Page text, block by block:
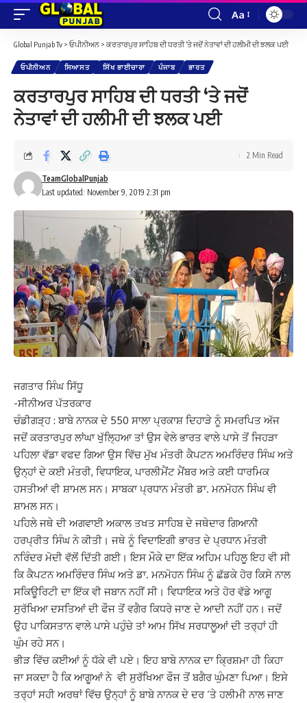
Font
Resizer
Aa
Global Punjab Tv > ਓਪੀਨੀਅਨ > ਕਰਤਾਰਪੁਰ ਸਾਹਿਬ ਦੀ ਧਰਤੀ ‘ਤੇ ਜਦੋਂ ਨੇਤਾਵਾਂ ਦੀ ਹਲੀਮੀ ਦੀ ਝਲਕ ਪਈ
ਓਪੀਨੀਅਨ ਸਿਆਸਤ ਸਿੱਖ ਭਾਈਚਾਰਾ ਪੰਜਾਬ ਭਾਰਤ
ਕਰਤਾਰਪੁਰ ਸਾਹਿਬ ਦੀ ਧਰਤੀ ‘ਤੇ ਜਦੋਂ
ਨੇਤਾਵਾਂ ਦੀ ਹਲੀਮੀ ਦੀ ਝਲਕ ਪਈ
Last updated: November 9, 2019 2:31 pm
TeamGlobalPunjab
2 Min Read
ਜਗਤਾਰ ਸਿੰਘ ਸਿੱਧੂ
-ਸੀਨੀਅਰ ਪੱਤਰਕਾਰ
ਚੰਡੀਗੜ੍ਹ : ਬਾਬੇ ਨਾਨਕ ਦੇ 550 ਸਾਲਾ ਪ੍ਰਕਾਸ਼ ਦਿਹਾੜੇ ਨੂੰ ਸਮਰਪਿਤ ਅੱਜ
ਜਦੋਂ ਕਰਤਾਰਪੁਰ ਲਾਂਘਾ ਖੁੱਲ੍ਹਿਆ ਤਾਂ ਉਸ ਵੇਲੇ ਭਾਰਤ ਵਾਲੇ ਪਾਸੇ ਤੋਂ ਜਿਹੜਾ
ਪਹਿਲਾ ਵੱਡਾ ਵਫਦ ਗਿਆ ਉਸ ਵਿੱਚ ਮੁੱਖ ਮੰਤਰੀ ਕੈਪਟਨ ਅਮਰਿੰਦਰ ਸਿੰਘ ਅਤੇ
ਉਨ੍ਹਾਂ ਦੇ ਕਈ ਮੰਤਰੀ, ਵਿਧਾਇਕ, ਪਾਰਲੀਮੈਂਟ ਮੈਂਬਰ ਅਤੇ ਕਈ ਧਾਰਮਿਕ
ਹਸਤੀਆਂ ਵੀ ਸ਼ਾਮਲ ਸਨ। ਸਾਬਕਾ ਪ੍ਰਧਾਨ ਮੰਤਰੀ ਡਾ. ਮਨਮੋਹਨ ਸਿੰਘ ਵੀ
ਸ਼ਾਮਲ ਸਨ।
ਪਹਿਲੇ ਜਥੇ ਦੀ ਅਗਵਾਈ ਅਕਾਲ ਤਖਤ ਸਾਹਿਬ ਦੇ ਜਥੇਦਾਰ ਗਿਆਨੀ
ਹਰਪ੍ਰੀਤ ਸਿੰਘ ਨੇ ਕੀਤੀ। ਜਥੇ ਨੂੰ ਵਿਦਾਇਗੀ ਭਾਰਤ ਦੇ ਪ੍ਰਧਾਨ ਮੰਤਰੀ
ਨਰਿੰਦਰ ਮੋਦੀ ਵੱਲੋਂ ਦਿੱਤੀ ਗਈ। ਇਸ ਮੌਕੇ ਦਾ ਇੱਕ ਅਹਿਮ ਪਹਿਲੂ ਇਹ ਵੀ ਸੀ
ਕਿ ਕੈਪਟਨ ਅਮਰਿੰਦਰ ਸਿੰਘ ਅਤੇ ਡਾ. ਮਨਮੋਹਨ ਸਿੰਘ ਨੂੰ ਛੱਡਕੇ ਹੋਰ ਕਿਸੇ ਨਾਲ
ਸਕਿਊਰਿਟੀ ਦਾ ਇੱਕ ਵੀ ਜਬਾਨ ਨਹੀਂ ਸੀ। ਵਿਧਾਇਕ ਅਤੇ ਹੋਰ ਵੱਡੇ ਆਗੂ
ਸੁਰੱਖਿਆ ਦਸਤਿਆਂ ਦੀ ਫੌਜ ਤੋਂ ਵਗੈਰ ਕਿਧਰੇ ਜਾਣ ਦੇ ਆਦੀ ਨਹੀਂ ਹਨ। ਜਦੋਂ
ਉਹ ਪਾਕਿਸਤਾਨ ਵਾਲੇ ਪਾਸੇ ਪਹੁੰਚੇ ਤਾਂ ਆਮ ਸਿੱਖ ਸਰਧਾਲੂਆਂ ਦੀ ਤਰ੍ਹਾਂ ਹੀ
ਘੁੰਮ ਰਹੇ ਸਨ।
ਭੀੜ ਵਿੱਚ ਕਈਆਂ ਨੂੰ ਧੱਕੇ ਵੀ ਪਏ। ਇਹ ਬਾਬੇ ਨਾਨਕ ਦਾ ਕ੍ਰਿਸ਼ਮਾ ਹੀ ਕਿਹਾ
ਜਾ ਸਕਦਾ ਹੈ ਕਿ ਆਗੂਆਂ ਨੇ ਵੀ ਸੁਰੱਖਿਆ ਫੌਜ ਤੋਂ ਬਗੈਰ ਘੁੰਮਣਾ ਪਿਆ। ਇਸੇ
ਤਰ੍ਹਾਂ ਸਹੀ ਅਰਥਾਂ ਵਿੱਚ ਉਨ੍ਹਾਂ ਨੂੰ ਬਾਬੇ ਨਾਨਕ ਦੇ ਦਰ ‘ਤੇ ਹਲੀਮੀ ਨਾਲ ਜਾਣ